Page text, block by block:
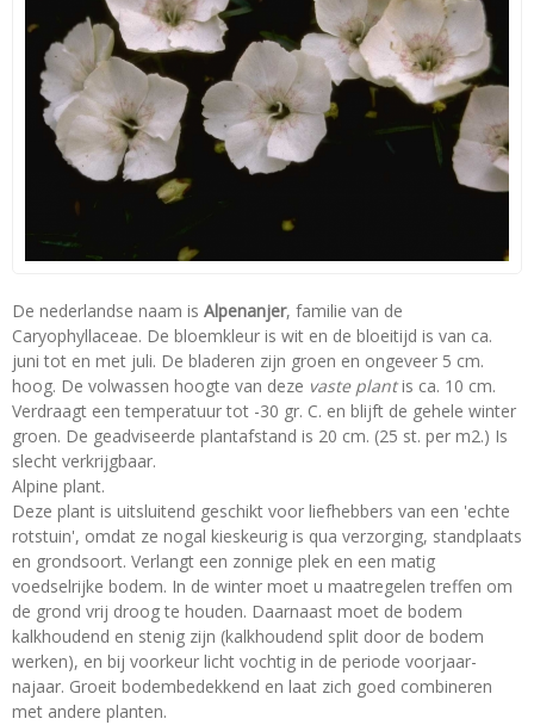
De nederlandse naam is Alpenanjer, familie van de
Caryophyllaceae. De bloemkleur is wit en de bloeitijd is van ca.
juni tot en met juli. De bladeren zijn groen en ongeveer 5 cm.
hoog. De volwassen hoogte van deze vaste plantis ca. 10 cm.
Verdraagt een temperatuur tot -30 gr. C. en blijft de gehele winter
groen. De geadviseerde plantafstand is 20 cm. (25 st. per m2.) Is
slecht verkrijgbaar.
Alpine plant.
Deze plant is uitsluitend geschikt voor liefhebbers van een 'echte
rotstuin', omdat ze nogal kieskeurig is qua verzorging, standplaats
en grondsoort. Verlangt een zonnige plek en een matig
voedselrijke bodem. In de winter moet u maatregelen treffen om
de grond vrij droog te houden. Daarnaast moet de bodem
kalkhoudend en stenig zijn (kalkhoudend split door de bodem
werken), en bij voorkeur licht vochtig in de periode voorjaar-
najaar. Groeit bodembedekkend en laat zich goed combineren
met andere planten.